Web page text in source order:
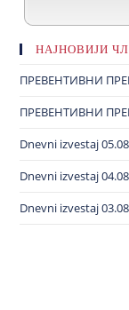
НАЈНОВИЈИ
ПРЕВЕНТИВНИ
ПРЕВЕНТИВНИ
Dnevni izvestaj
Dnevni izvestaj
Dnevni izvestaj